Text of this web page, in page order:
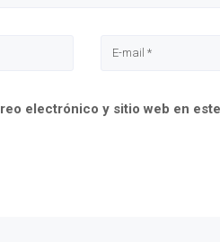
electrónico y sitio web en